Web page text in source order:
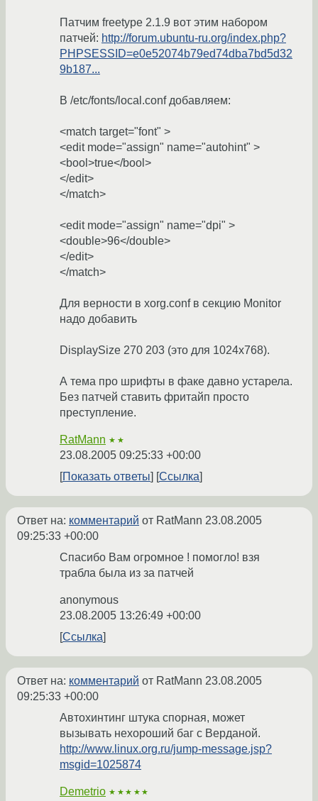
Патчим freetype 2.1.9 вот этим набором
патчей: http://forum.ubuntu-ru.org/index.php?
PHPSESSID=e0e52074b79ed74dba7bd5d32
9b187...
В /etc/fonts/local.conf добавляем:
<match target="font" >
<edit mode="assign" name="autohint" >
<bool>true</bool>
</edit>
</match>
<edit mode="assign" name="dpi" >
<double>96</double>
</edit>
</match>
Для верности в xorg.conf в секцию Monitor
надо добавить
DisplaySize 270 203 (это для 1024x768).
А тема про шрифты в факе давно устарела.
Без патчей ставить фритайп просто
преступление.
RatMann ★★
23.08.2005 09:25:33 +00:00
Показать ответы
Ссылка
Ответ на: комментарий от RatMann 23.08.2005
09:25:33 +00:00
Спасибо Вам огромное ! помогло! взя
трабла была из за патчей
anonymous
23.08.2005 13:26:49 +00:00
Ссылка
Ответ на: комментарий от RatMann 23.08.2005
09:25:33 +00:00
Автохинтинг штука спорная, может
вызывать нехороший баг с Верданой.
http://www.linux.org.ru/jump-message.jsp?
msgid=1025874
Demetrio ★★★★★